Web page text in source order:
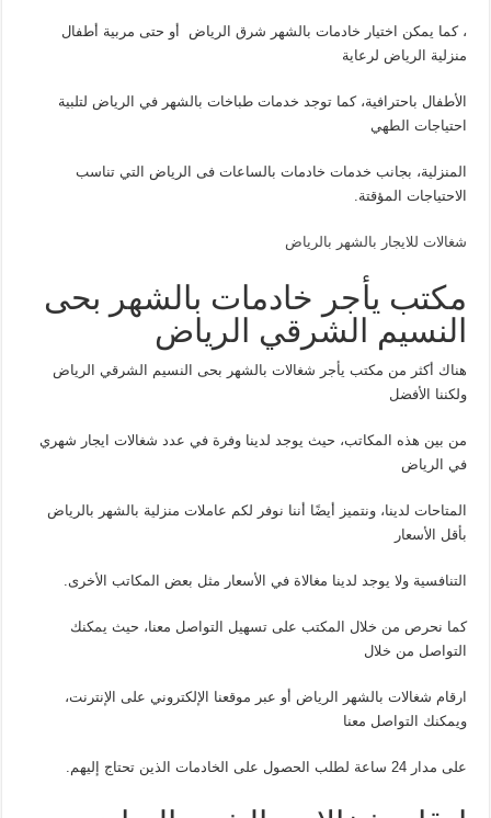
، كما يمكن اختيار خادمات بالشهر شرق الرياض أو حتى مربية أطفال
منزلية الرياض لرعاية
الأطفال باحترافية، كما توجد خدمات طباخات بالشهر في الرياض لتلبية
احتياجات الطهي
المنزلية، بجانب خدمات خادمات بالساعات فى الرياض التي تناسب
الاحتياجات المؤقتة.
شغالات للايجار بالشهر بالرياض
مكتب يأجر خادمات بالشهر بحى
النسيم الشرقي الرياض
هناك أكثر من مكتب يأجر شغالات بالشهر بحى النسيم الشرقي الرياض
ولكننا الأفضل
من بين هذه المكاتب، حيث يوجد لدينا وفرة في عدد شغالات ايجار شهري
في الرياض
المتاحات لدينا، ونتميز أيضًا أننا نوفر لكم عاملات منزلية بالشهر بالرياض
بأقل الأسعار
التنافسية ولا يوجد لدينا مغالاة في الأسعار مثل بعض المكاتب الأخرى.
كما نحرص من خلال المكتب على تسهيل التواصل معنا، حيث يمكنك
التواصل من خلال
ارقام شغالات بالشهر الرياض أو عبر موقعنا الإلكتروني على الإنترنت،
ويمكنك التواصل معنا
على مدار 24 ساعة لطلب الحصول على الخادمات الذين تحتاج إليهم.